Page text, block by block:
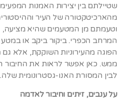
שטיילתם בין יצירות האמנות
מהארכיטקטורה של העיר
וטעמתם מן המטעמים שהיא מציעה,
המרחב הכפרי. ביקור ביקב או
הפוגה מהעירוניות השוקקת, אלא גם
ממש. כאן אפשר לראות את החיבור
לבין המסורת האנו-גסטרונומית שלה.
על ענבים, זיתים וחיבור לאדמה